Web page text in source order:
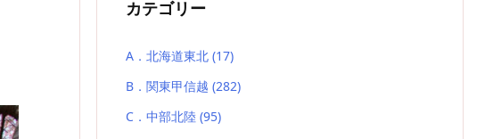
カテゴリー
A．北海道東北 (17)
B．関東甲信越 (282)
C．中部北陸 (95)